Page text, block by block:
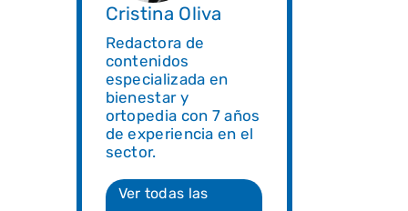
Cristina Oliva
Redactora de
contenidos
especializada en
bienestar y
ortopedia con 7 años
de experiencia en el
sector.
Ver todas las